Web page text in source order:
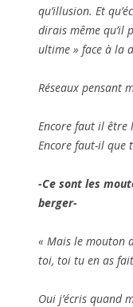
qu’illusion. Et
dirais même qu’il
ultime » face à la
Réseaux pensant
Encore faut il être
Encore faut-il que
-Ce sont les
berger-
« Mais le mouton
toi, toi tu en as
Oui j’écris quand